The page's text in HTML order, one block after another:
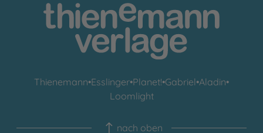
Thienemann•Esslinger•Planet!•Gabriel•Aladin•
Loomlight
nach oben